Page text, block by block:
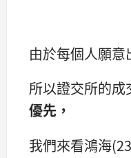
由於每個人願意
所以證交所的成
優先，
我們來看鴻海